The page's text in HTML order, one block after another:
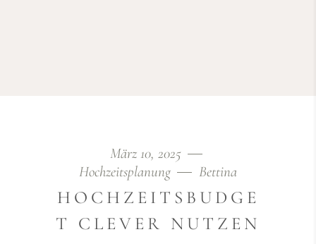
März 10, 2025
Hochzeitsplanung
Bettina
HOCHZEITSBUDGE
T CLEVER NUTZEN